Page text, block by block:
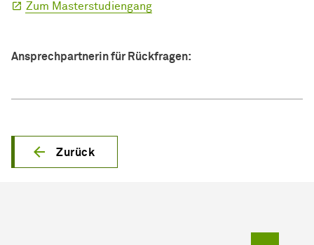
Zum Masterstudiengang
Ansprechpartnerin für Rückfragen:
Zurück